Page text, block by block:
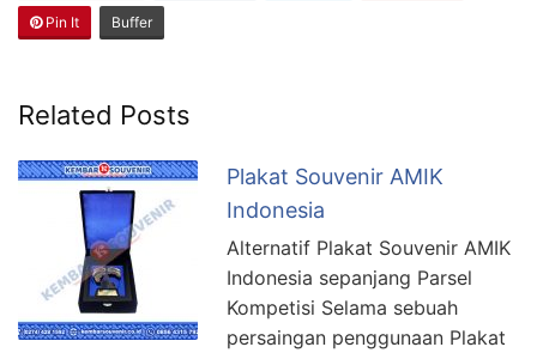
Pin It Buffer
Related Posts
Plakat Souvenir AMIK
Indonesia
Alternatif Plakat Souvenir AMIK
Indonesia sepanjang Parsel
Kompetisi Selama sebuah
persaingan penggunaan Plakat